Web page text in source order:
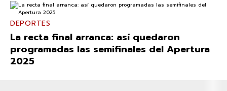
DEPORTES
La recta final arranca: así quedaron
programadas las semifinales del Apertura
2025